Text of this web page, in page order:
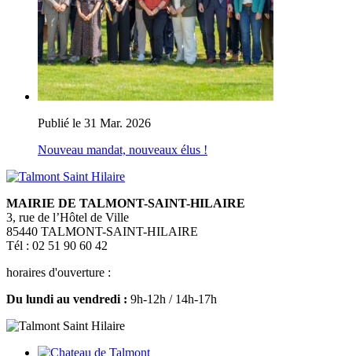
Publié le 31 Mar. 2026
Nouveau mandat, nouveaux élus !
MAIRIE DE TALMONT-SAINT-HILAIRE
3, rue de l’Hôtel de Ville
85440 TALMONT-SAINT-HILAIRE
Tél : 02 51 90 60 42
horaires d'ouverture :
Du lundi au vendredi : 9h-12h / 14h-17h